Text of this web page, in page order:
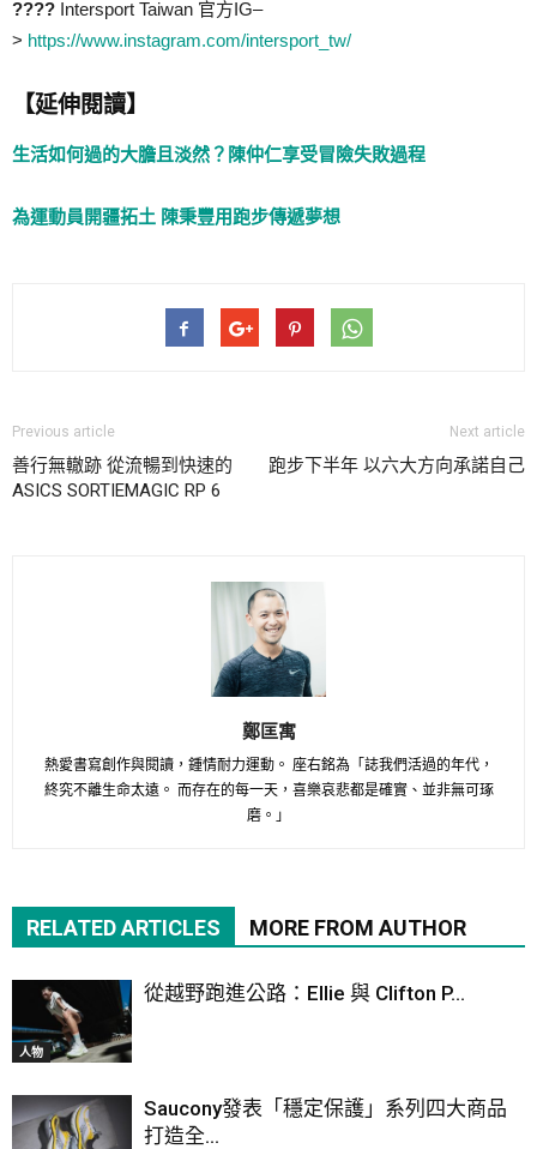
???? Intersport Taiwan 官方IG–
> https://www.instagram.com/intersport_tw/
【延伸閱讀】
生活如何過的大膽且淡然？陳仲仁享受冒險失敗過程
為運動員開疆拓土 陳秉豐用跑步傳遞夢想
Previous article
善行無轍跡 從流暢到快速的
ASICS SORTIEMAGIC RP 6
Next article
跑步下半年 以六大方向承諾自己
鄭匡寓
熱愛書寫創作與閱讀，鍾情耐力運動。 座右銘為「誌我們活過的年代，
終究不離生命太遠。 而存在的每一天，喜樂哀悲都是確實、並非無可琢
磨。」
RELATED ARTICLES MORE FROM AUTHOR
人物
從越野跑進公路：Ellie 與 Clifton P...
Saucony發表「穩定保護」系列四大商品
打造全...